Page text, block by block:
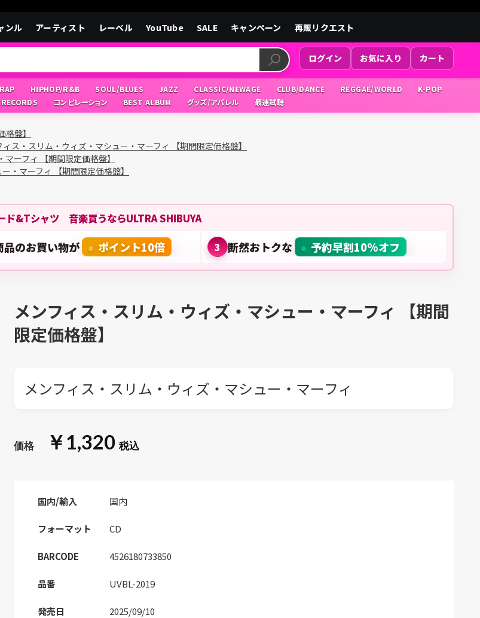
ンル アーティスト レーベル YouTube SALE キャンペーン 再販リクエスト
ログイン お気に入り カート
HIPHOP/R&B SOUL/BLUES JAZZ CLASSIC/NEWAGE CLUB/DANCE REGGAE/WORLD
K-POP
コンピレーション BEST ALBUM グッズ/アパレル 最速試聴
盤】
ィス・スリム・ウィズ・マシュー・マーフィ 【期間限定価格盤】
ーフィ 【期間限定価格盤】
・マーフィ 【期間限定価格盤】
ド&Tシャツ 音楽買うならULTRA SHIBUYA
品のお買い物が ポイント10倍 3 断然おトクな 予約早割10%オフ
メンフィス・スリム・ウィズ・マシュー・マーフィ 【期間
限定価格盤】
メンフィス・スリム・ウィズ・マシュー・マーフィ
￥1,320
国内/輸入 国内
フォーマット CD
BARCODE 4526180733850
品番 UVBL-2019
発売日 2025/09/10